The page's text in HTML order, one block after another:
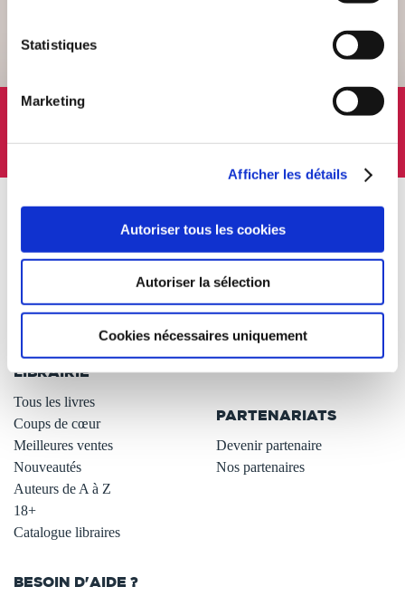
Statistiques
Marketing
Afficher les détails
Autoriser tous les cookies
Autoriser la sélection
Cookies nécessaires uniquement
Qui sommes-nous ?
Nos services aux auteurs
LIBRAIRIE
Tous les livres
Coups de cœur
Meilleures ventes
Nouveautés
Auteurs de A à Z
18+
Catalogue libraires
OFFRES
Newsletter -10%
Remises quantités -42%
Parrainage : partagez 5€
Programme de fidélité
Carte cadeau
PARTENARIATS
Devenir partenaire
Nos partenaires
BESOIN D'AIDE ?